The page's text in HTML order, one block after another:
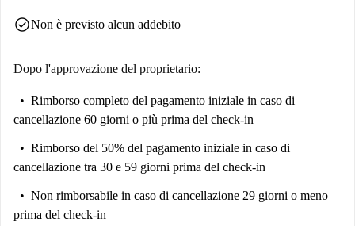
check_circleNon è previsto alcun addebito
Dopo l'approvazione del proprietario:
Rimborso completo del pagamento iniziale in caso di
cancellazione 60 giorni o più prima del check-in
Rimborso del 50% del pagamento iniziale in caso di
cancellazione tra 30 e 59 giorni prima del check-in
Non rimborsabile in caso di cancellazione 29 giorni o meno
prima del check-in